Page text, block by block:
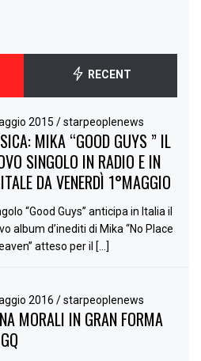
RECENT
2015/ starpeoplenews
MIKA “GOOD GUYS ” IL
SINGOLO IN RADIO E IN
DA VENERDÌ 1°MAGGIO
“Good Guys” anticipa in Italia il
album d’inediti di Mika “No Place
atteso per il […]
2016/ starpeoplenews
MORALI IN GRAN FORMA